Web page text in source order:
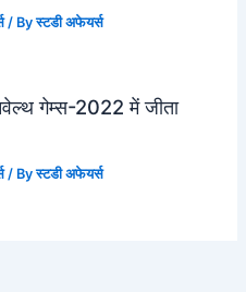
/ Byस्टडी अफेयर्स
गेम्स-2022 में जीता
/ Byस्टडी अफेयर्स